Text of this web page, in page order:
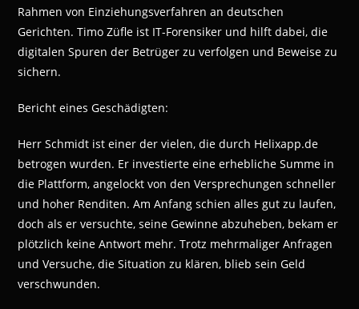
Rahmen von Einziehungsverfahren an deutschen
Gerichten. Timo Züfle ist IT-Forensiker und hilft dabei, die
digitalen Spuren der Betrüger zu verfolgen und Beweise zu
sichern.
Bericht eines Geschädigten:
Herr Schmidt ist einer der vielen, die durch Helixapp.de
betrogen wurden. Er investierte eine erhebliche Summe in
die Plattform, angelockt von den Versprechungen schneller
und hoher Renditen. Am Anfang schien alles gut zu laufen,
doch als er versuchte, seine Gewinne abzuheben, bekam er
plötzlich keine Antwort mehr. Trotz mehrmaliger Anfragen
und Versuche, die Situation zu klären, blieb sein Geld
verschwunden.